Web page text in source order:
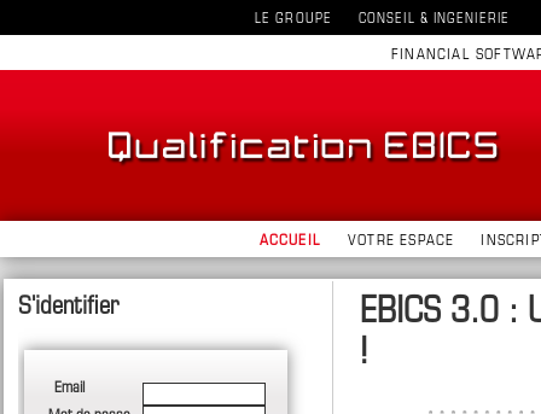
LE GROUPE CONSEIL & INGENIERIE
FINANCIAL
ACCUEIL VOTRE ESPACE
EBICS 3.0 :
!